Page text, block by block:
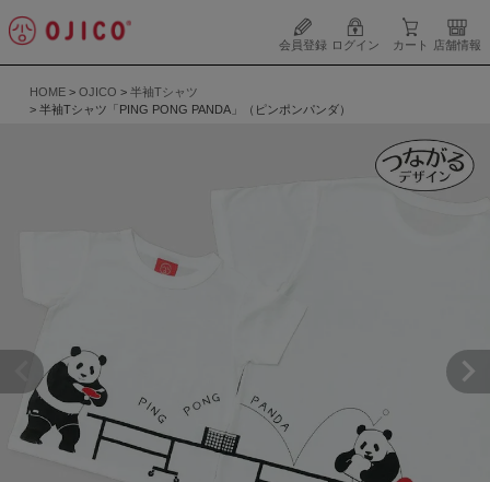
会員登録 ログイン カート 店舗情報
HOME OJICO
半袖Tシャツ
半袖Tシャツ「PING PONG PANDA」（ピンポンパンダ）